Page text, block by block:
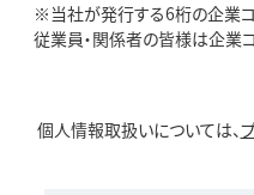
※当社が発行する6桁の企業
従業員・関係者の皆様は企業
個人情報取扱いについては、